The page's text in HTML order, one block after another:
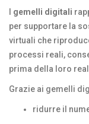
gemelli digitali
per supportare la
virtuali che
processi reali,
prima della loro
Grazie ai gemelli
ridurre il